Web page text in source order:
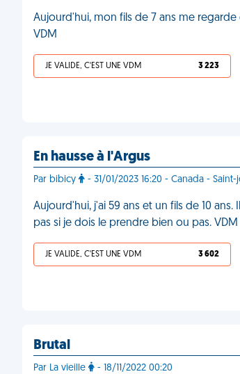
Aujourd'hui, mon fils de 7 ans me
VDM
JE VALIDE, C'EST UNE VDM 3 223
En hausse à l'Argus
Par bibicy - 31/01/2023 16:20 - Canada -
Aujourd'hui, j'ai 59 ans et un fils de 10
pas si je dois le prendre bien ou pas. VDM
JE VALIDE, C'EST UNE VDM 3 602
Brutal
Par La vieille - 18/11/2022 00:20